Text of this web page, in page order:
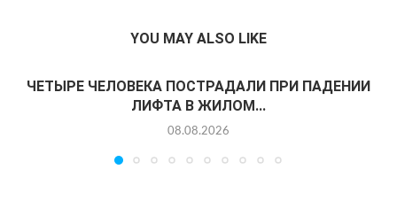
YOU MAY ALSO LIKE
ЧЕТЫРЕ ЧЕЛОВЕКА ПОСТРАДАЛИ ПРИ ПАДЕНИИ
ЛИФТА В ЖИЛОМ...
08.08.2026